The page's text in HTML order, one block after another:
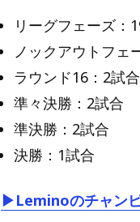
リーグフェーズ：
ノックアウトフェ
ラウンド16：2試合
準々決勝：2試合
準決勝：2試合
決勝：1試合
▶Leminoのチャン